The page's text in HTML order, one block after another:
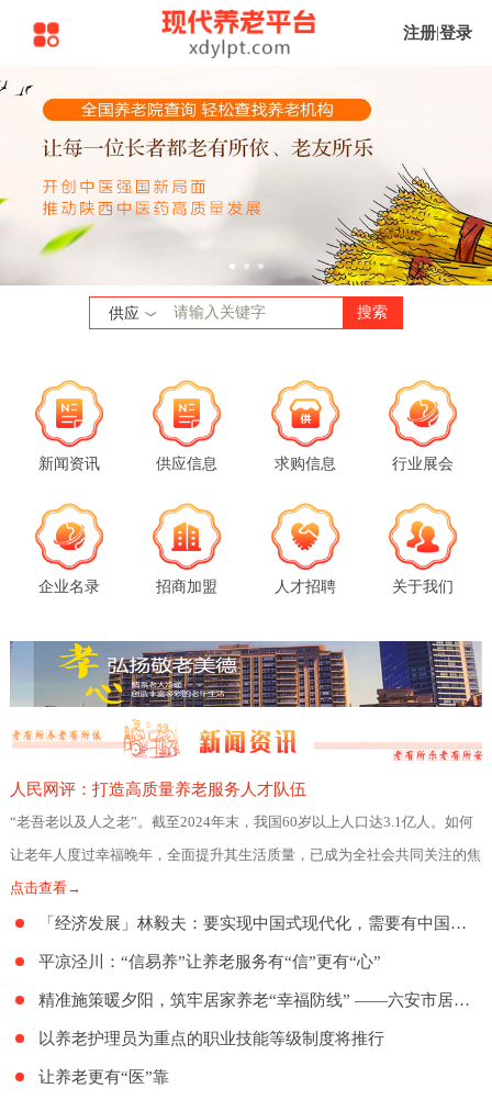
注册 |登录
供应 搜索
新闻资讯 供应信息 求购信息 行业展会
企业名录 招商加盟 人才招聘 关于我们
人民网评：打造高质量养老服务人才队伍
“老吾老以及人之老”。截至2024年末，我国60岁以上人口达3.1亿人。如何
让老年人度过幸福晚年，全面提升其生活质量，已成为全社会共同关注的焦
点。日前，民政部、人力资源社会
点击查看→
「经济发展」林毅夫：要实现中国式现代化，需要有中国特色的养老制度
平凉泾川：“信易养”让养老服务有“信”更有“心”
精准施策暖夕阳，筑牢居家养老“幸福防线” ——六安市居家和社区基本养老服务提升行动项目舒城地区的全面实施
以养老护理员为重点的职业技能等级制度将推行
让养老更有“医”靠